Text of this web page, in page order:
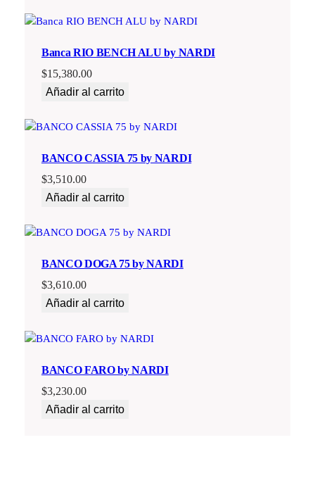
Banca RIO BENCH ALU by NARDI
$15,380.00
Añadir al carrito
BANCO CASSIA 75 by NARDI
$3,510.00
Añadir al carrito
BANCO DOGA 75 by NARDI
$3,610.00
Añadir al carrito
BANCO FARO by NARDI
$3,230.00
Añadir al carrito